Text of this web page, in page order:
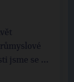
jsme se ...